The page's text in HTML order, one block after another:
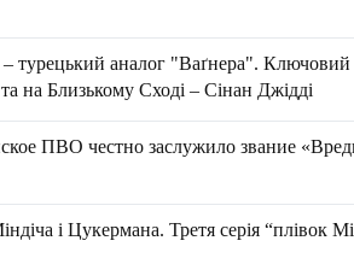
турецький аналог "Ваґнера". Ключовий
на Близькому Сході – Сінан Джідді
ПВО честно заслужило звание
і Цукермана. Третя серія “плівок